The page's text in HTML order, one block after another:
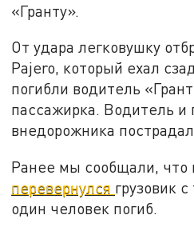
«Гранту».
От удара легковушку
Pajero, который ехал
погибли водитель
пассажирка. Водитель и
внедорожника
Ранее мы сообщали, что
перевернулся грузовик
один человек погиб.